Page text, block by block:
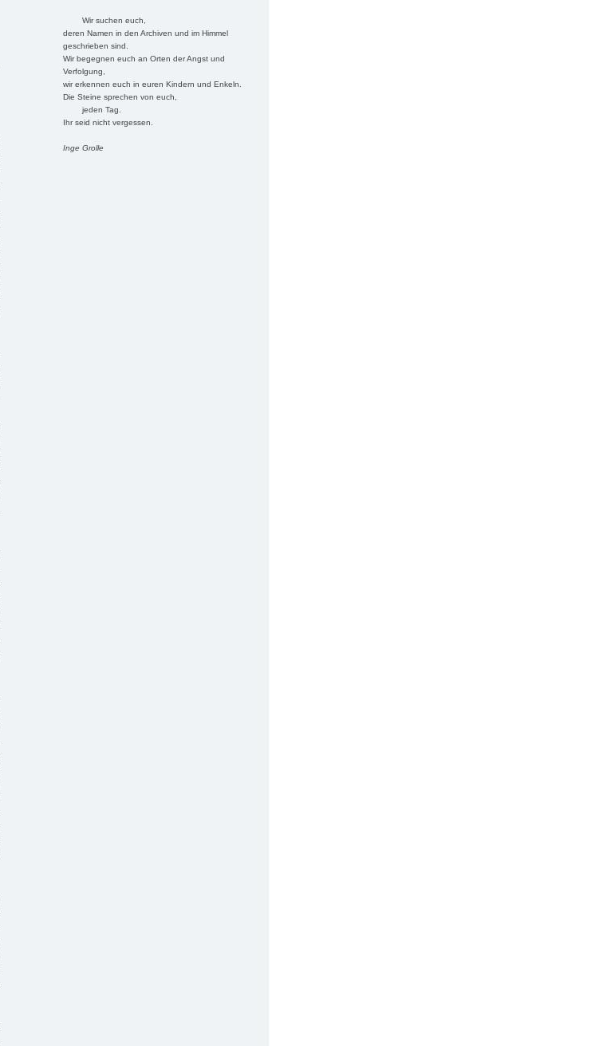
Wir suchen euch,
deren Namen in den Archiven und im Himmel
geschrieben sind.
Wir begegnen euch an Orten der Angst und
Verfolgung,
wir erkennen euch in euren Kindern und Enkeln.
Die Steine sprechen von euch,
jeden Tag.
Ihr seid nicht vergessen.
Inge Grolle